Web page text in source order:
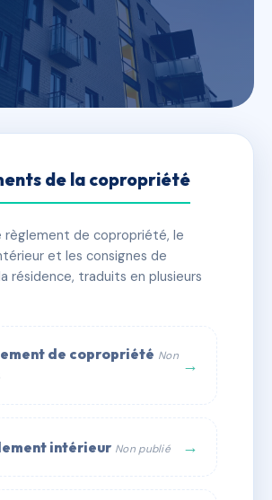
-
13100 AIX EN
Digital 💬 WhatsApp
de la copropriété
règlement de copropriété, le
et les consignes de
résidence, traduits en plusieurs
de copropriété Non →
intérieur Non publié →